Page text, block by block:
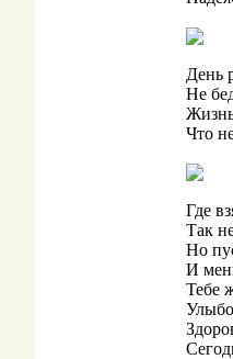
День
Не
Жизнь
Что
Где
Так
Но
И
Тебе